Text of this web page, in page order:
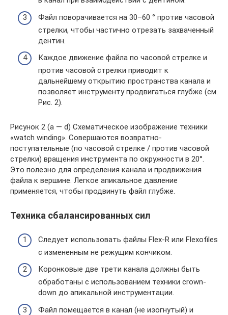
Файл поворачивается на 30–60 ° против часовой
стрелки, чтобы частично отрезать захваченный
дентин.
Каждое движение файла по часовой стрелке и
против часовой стрелки приводит к
дальнейшему открытию пространства канала и
позволяет инструменту продвигаться глубже (см.
Рис. 2).
Рисунок 2 (a — d) Схематическое изображение техники
«watch winding». Совершаются возвратно-
поступательные (по часовой стрелке / против часовой
стрелки) вращения инструмента по окружности в 20°.
Это полезно для определения канала и продвижения
файла к вершине. Легкое апикальное давление
применяется, чтобы продвинуть файл глубже.
Техника сбалансированных сил
Следует использовать файлы Flex-R или Flexofiles
с измененным не режущим кончиком.
Коронковые две трети канала должны быть
обработаны с использованием техники crown-
down до апикальной инструментации.
Файл помещается в канал (не изогнутый) и